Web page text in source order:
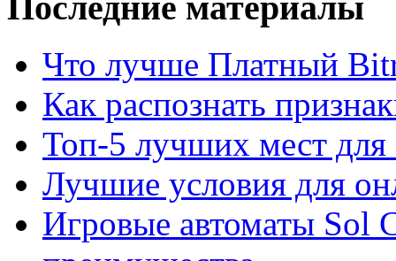
Что лучше Платный
Как распознать
Топ-5 лучших мест для
Лучшие условия для
Игровые автоматы Sol